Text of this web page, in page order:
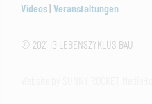
Videos| Veranstaltungen
© 2021 IG LEBENSZYKLUS BAU